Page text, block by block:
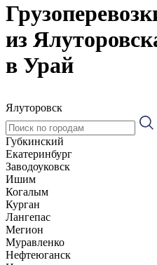
из
в Урай
Ялуторовск
Губкинский
Екатеринбург
Заводоуковск
Ишим
Когалым
Курган
Лангепас
Мегион
Муравленко
Нефтеюганск